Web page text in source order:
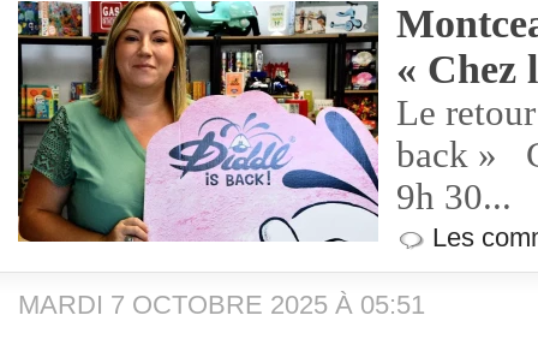
« Chez
Le
back »
9h 30...
Les
MARDI 7 OCTOBRE 2025 À 05:51